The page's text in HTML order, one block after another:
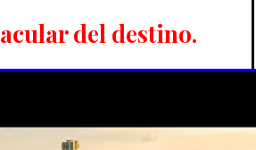
del destino.